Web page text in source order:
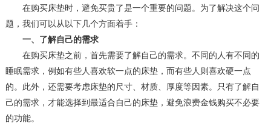
在购买床垫时，避免买贵了是一个重要的问题。为了解决这个问
题，我们可以从以下几个方面着手：
一、了解自己的需求
在购买床垫之前，首先需要了解自己的需求。不同的人有不同的
睡眠需求，例如有些人喜欢软一点的床垫，而有些人则喜欢硬一点
的。此外，还需要考虑床垫的尺寸、材质、厚度等因素。只有了解自
己的需求，才能选择到最适合自己的床垫，避免浪费金钱购买不必要
的功能。